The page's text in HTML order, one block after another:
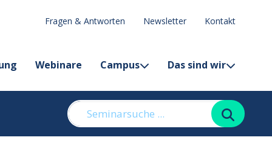
Fragen & Antworten Newsletter Kontakt
Webinare Campus Das sind wir
Suchen